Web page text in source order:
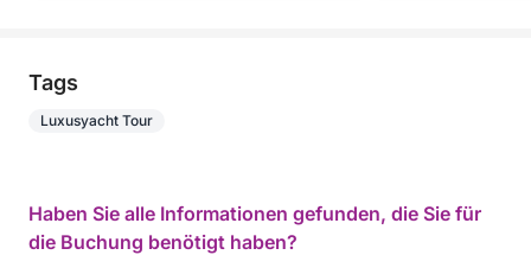
Tags
Luxusyacht Tour
Haben Sie alle Informationen gefunden, die Sie für
die Buchung benötigt haben?